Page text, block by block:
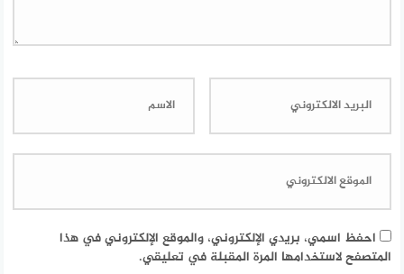
احفظ اسمي، بريدي الإلكتروني، والموقع الإلكتروني في هذا
المتصفح لاستخدامها المرة المقبلة في تعليقي.